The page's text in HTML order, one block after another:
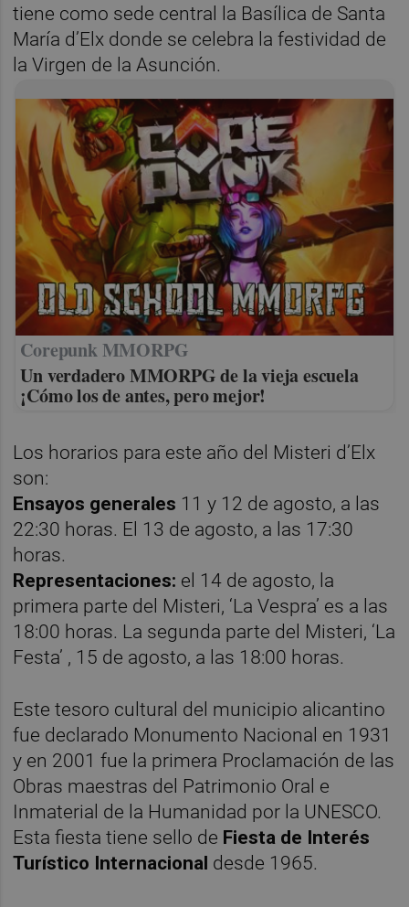
tiene como sede central la Basílica de Santa
María d’Elx donde se celebra la festividad de
la Virgen de la Asunción.
Corepunk MMORPG
Un verdadero MMORPG de la vieja escuela
¡Cómo los de antes, pero mejor!
Los horarios para este año del Misteri d’Elx
son:
Ensayos generales 11 y 12 de agosto, a las
22:30 horas. El 13 de agosto, a las 17:30
horas.
Representaciones: el 14 de agosto, la
primera parte del Misteri, ‘La Vespra’ es a las
18:00 horas. La segunda parte del Misteri, ‘La
Festa’ , 15 de agosto, a las 18:00 horas.
Este tesoro cultural del municipio alicantino
fue declarado Monumento Nacional en 1931
y en 2001 fue la primera Proclamación de las
Obras maestras del Patrimonio Oral e
Inmaterial de la Humanidad por la UNESCO.
Esta fiesta tiene sello de Fiesta de Interés
Turístico Internacional desde 1965.